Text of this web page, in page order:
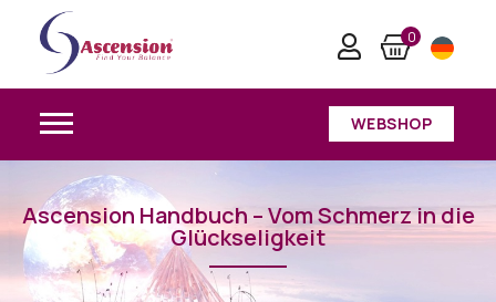
0
WEBSHOP
Ascension Handbuch – Vom Schmerz in die
Glückseligkeit